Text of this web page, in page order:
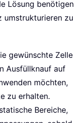
Lösung benötigen
umstrukturieren zu
gewünschte Zelle
Ausfüllknauf auf
möchten,
zu erhalten.
Bereiche,